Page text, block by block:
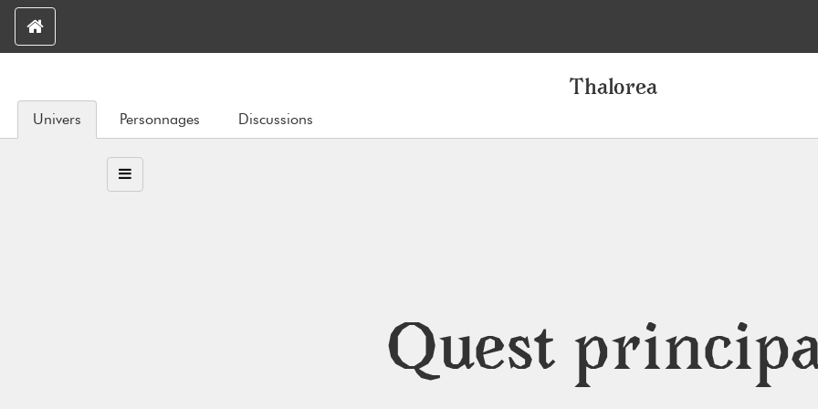
Thalorea
Univers Personnages Discussions
Quest